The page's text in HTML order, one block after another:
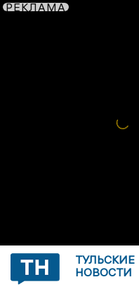
РЕКЛАМА
ТУЛЬСКИЕ
НОВОСТИ